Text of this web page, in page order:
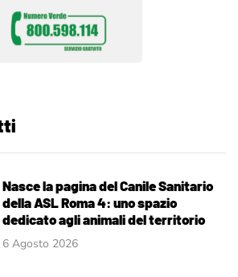
Nasce la pagina del Canile Sanitario
della ASL Roma 4: uno spazio
dedicato agli animali del territorio
6 Agosto 2026